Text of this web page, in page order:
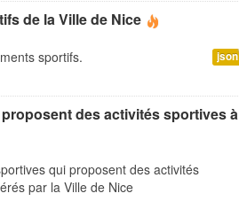
de la Ville de Nice
json
sportifs.
des activités sportives à
qui proposent des activités
par la Ville de Nice